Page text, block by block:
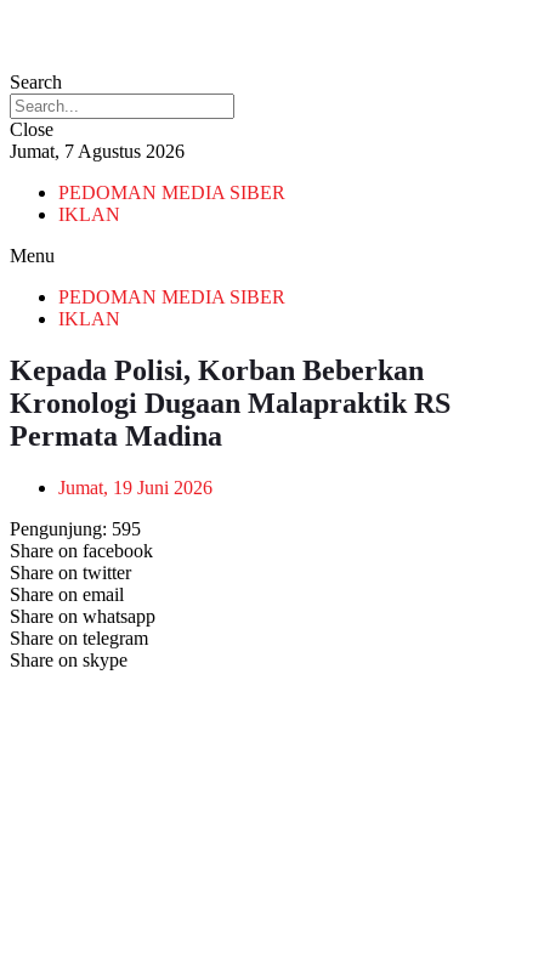
Search
Close
Jumat, 7 Agustus 2026
PEDOMAN MEDIA SIBER
IKLAN
Menu
PEDOMAN MEDIA SIBER
IKLAN
Kepada Polisi, Korban Beberkan
Kronologi Dugaan Malapraktik RS
Permata Madina
Jumat, 19 Juni 2026
Pengunjung: 595
Share on facebook
Share on twitter
Share on email
Share on whatsapp
Share on telegram
Share on skype